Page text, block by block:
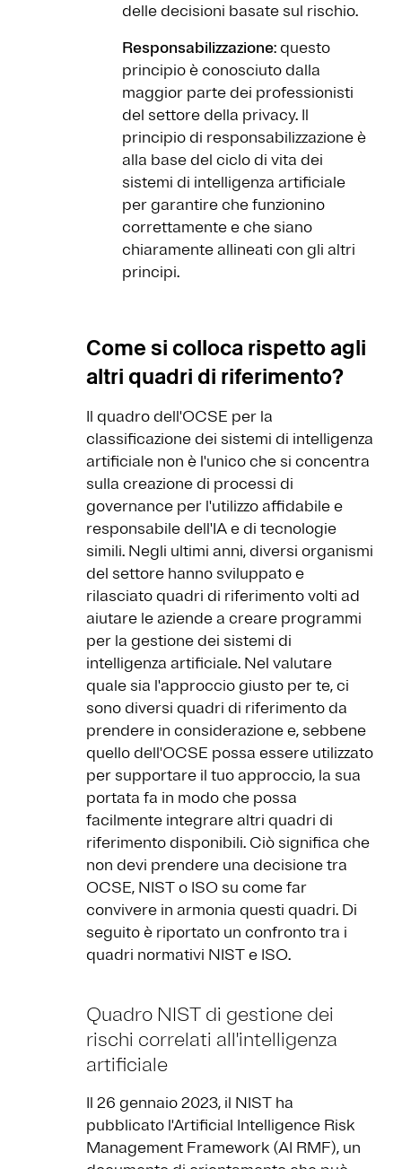
delle decisioni basate sul rischio.
Responsabilizzazione: questo
principio è conosciuto dalla
maggior parte dei professionisti
del settore della privacy. Il
principio di responsabilizzazione è
alla base del ciclo di vita dei
sistemi di intelligenza artificiale
per garantire che funzionino
correttamente e che siano
chiaramente allineati con gli altri
principi.
Come si colloca rispetto agli
altri quadri di riferimento?
Il quadro dell'OCSE per la
classificazione dei sistemi di intelligenza
artificiale non è l'unico che si concentra
sulla creazione di processi di
governance per l'utilizzo affidabile e
responsabile dell'IA e di tecnologie
simili. Negli ultimi anni, diversi organismi
del settore hanno sviluppato e
rilasciato quadri di riferimento volti ad
aiutare le aziende a creare programmi
per la gestione dei sistemi di
intelligenza artificiale. Nel valutare
quale sia l'approccio giusto per te, ci
sono diversi quadri di riferimento da
prendere in considerazione e, sebbene
quello dell'OCSE possa essere utilizzato
per supportare il tuo approccio, la sua
portata fa in modo che possa
facilmente integrare altri quadri di
riferimento disponibili. Ciò significa che
non devi prendere una decisione tra
OCSE, NIST o ISO su come far
convivere in armonia questi quadri. Di
seguito è riportato un confronto tra i
quadri normativi NIST e ISO.
Quadro NIST di gestione dei
rischi correlati all'intelligenza
artificiale
Il 26 gennaio 2023, il NIST ha
pubblicato l'Artificial Intelligence Risk
Management Framework (AI RMF), un